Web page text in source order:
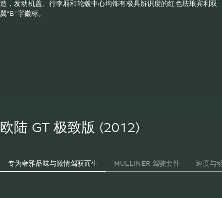
造，发动机盖、行李厢和轮毂中心均饰有极具辨识度的红色珐琅宾利双
翼“B”字徽标。
欧陆 GT 极致版 (2012)
专为奢雅品味与激情驾驭而生 MULLINER 驾驶套件 速度与